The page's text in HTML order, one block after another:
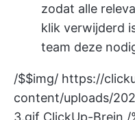
zodat alle
klik verwijderd
team deze
/$$img/ https://
content/uploads/
3.gif ClickUp-Brein /